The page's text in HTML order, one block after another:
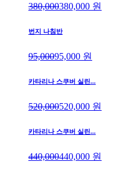
380,000380,000 원
번지 나침반
95,00095,000 원
카타리나 스쿠버 실린...
520,000520,000 원
카타리나 스쿠버 실린...
440,000440,000 원